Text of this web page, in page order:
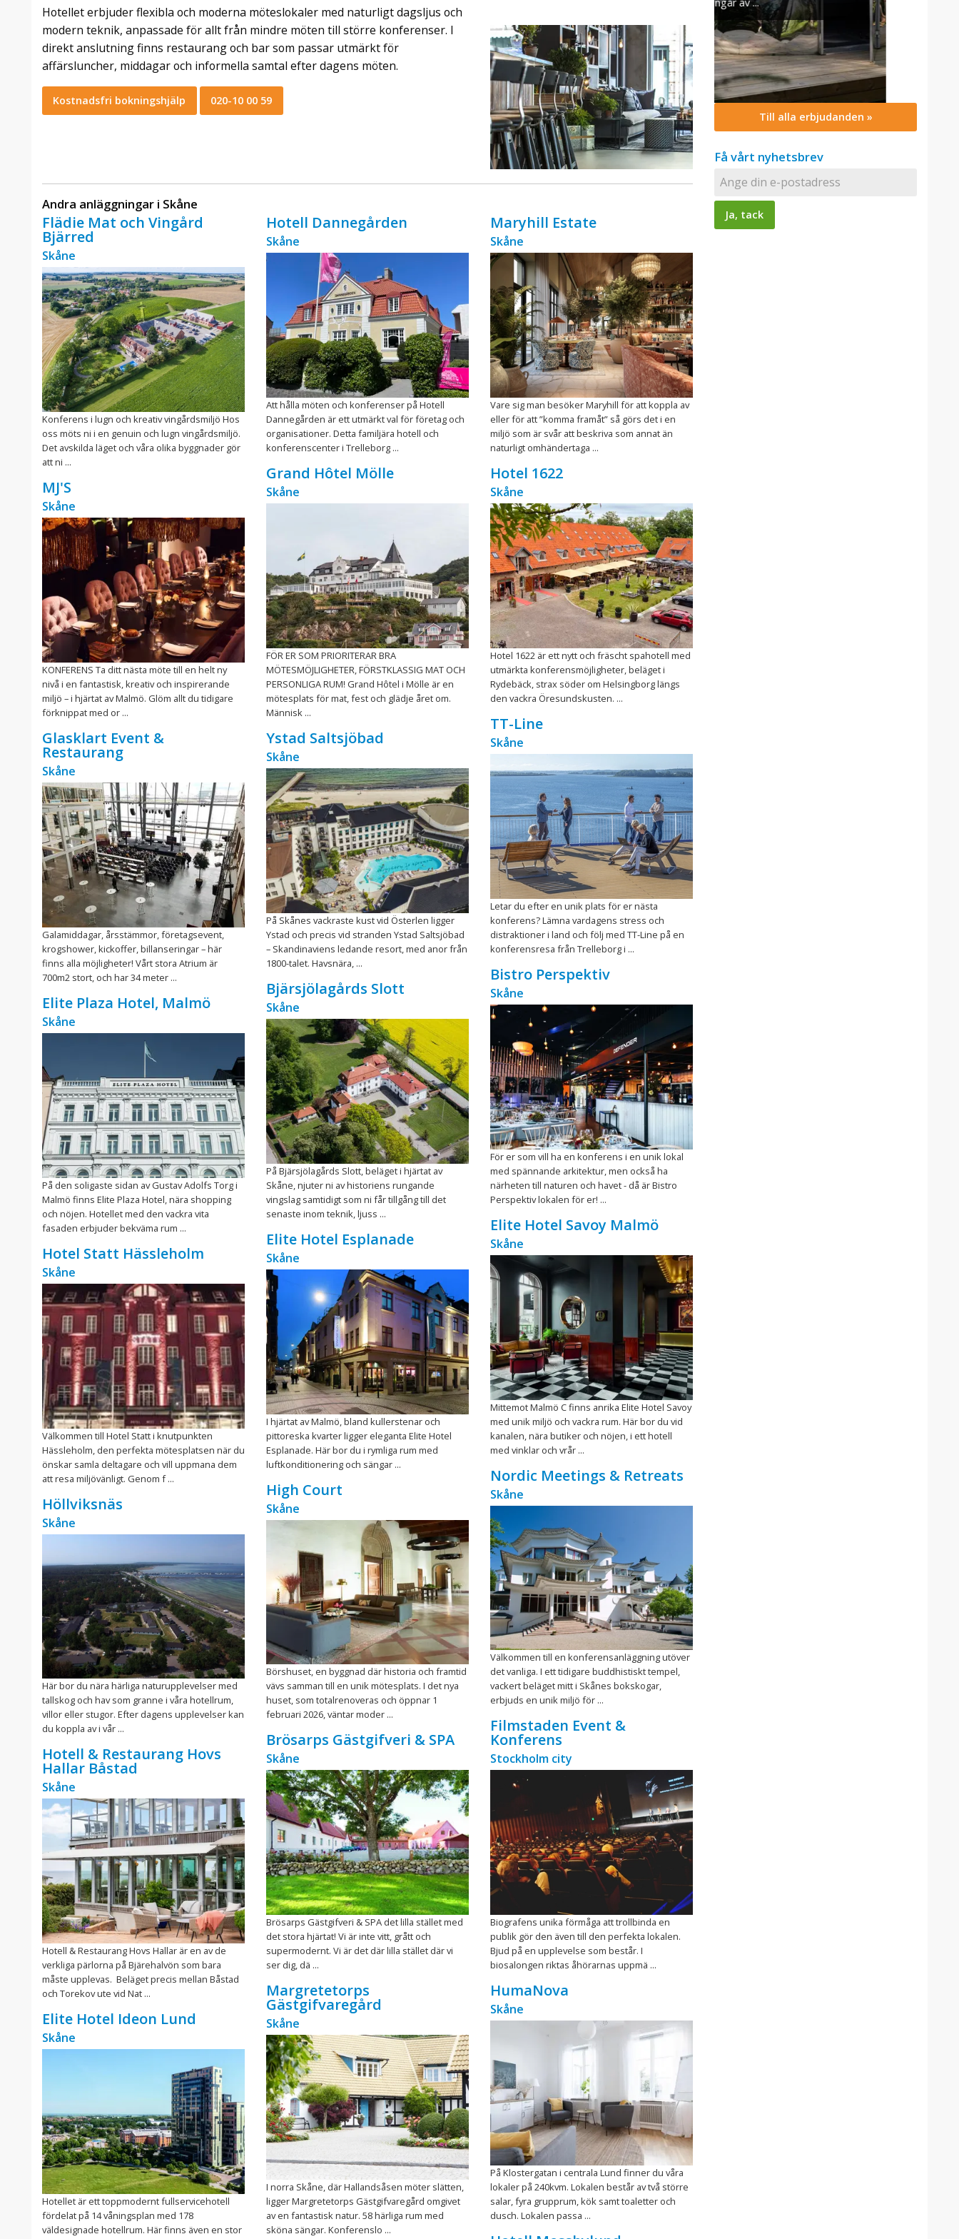
Hotellet erbjuder flexibla och moderna möteslokaler med naturligt dagsljus och
modern teknik, anpassade för allt från mindre möten till större konferenser. I
direkt anslutning finns restaurang och bar som passar utmärkt för
affärsluncher, middagar och informella samtal efter dagens möten.
Kostnadsfri bokningshjälp 020-10 00 59
Andra anläggningar i Skåne
Flädie Mat och Vingård
Bjärred
Skåne
Konferens i lugn och kreativ vingårdsmiljö Hos
oss möts ni i en genuin och lugn vingårdsmiljö.
Det avskilda läget och våra olika byggnader gör
att ni ...
MJ'S
Skåne
KONFERENS Ta ditt nästa möte till en helt ny
nivå i en fantastisk, kreativ och inspirerande
miljö – i hjärtat av Malmö. Glöm allt du tidigare
förknippat med or ...
Glasklart Event &
Restaurang
Skåne
Galamiddagar, årsstämmor, företagsevent,
krogshower, kickoffer, billanseringar – här
finns alla möjligheter! Vårt stora Atrium är
700m2 stort, och har 34 meter ...
Elite Plaza Hotel, Malmö
Skåne
På den soligaste sidan av Gustav Adolfs Torg i
Malmö finns Elite Plaza Hotel, nära shopping
och nöjen. Hotellet med den vackra vita
fasaden erbjuder bekväma rum ...
Hotel Statt Hässleholm
Skåne
Välkommen till Hotel Statt i knutpunkten
Hässleholm, den perfekta mötesplatsen när du
önskar samla deltagare och vill uppmana dem
att resa miljövänligt. Genom f ...
Höllviksnäs
Skåne
Här bor du nära härliga naturupplevelser med
tallskog och hav som granne i våra hotellrum,
villor eller stugor. Efter dagens upplevelser kan
du koppla av i vår ...
Hotell & Restaurang Hovs
Hallar Båstad
Skåne
Hotell & Restaurang Hovs Hallar är en av de
verkliga pärlorna på Bjärehalvön som bara
måste upplevas. Beläget precis mellan Båstad
och Torekov ute vid Nat ...
Elite Hotel Ideon Lund
Skåne
Hotellet är ett toppmodernt fullservicehotell
fördelat på 14 våningsplan med 178
väldesignade hotellrum. Här finns även en stor
Hotell Dannegården
Skåne
Att hålla möten och konferenser på Hotell
Dannegården är ett utmärkt val för företag och
organisationer. Detta familjära hotell och
konferenscenter i Trelleborg ...
Grand Hôtel Mölle
Skåne
FÖR ER SOM PRIORITERAR BRA
MÖTESMÖJLIGHETER, FÖRSTKLASSIG MAT OCH
PERSONLIGA RUM! Grand Hôtel i Mölle är en
mötesplats för mat, fest och glädje året om.
Människ ...
Ystad Saltsjöbad
Skåne
På Skånes vackraste kust vid Österlen ligger
Ystad och precis vid stranden Ystad Saltsjöbad
– Skandinaviens ledande resort, med anor från
1800-talet. Havsnära, ...
Bjärsjölagårds Slott
Skåne
På Bjärsjölagårds Slott, beläget i hjärtat av
Skåne, njuter ni av historiens rungande
vingslag samtidigt som ni får tillgång till det
senaste inom teknik, ljuss ...
Elite Hotel Esplanade
Skåne
I hjärtat av Malmö, bland kullerstenar och
pittoreska kvarter ligger eleganta Elite Hotel
Esplanade. Här bor du i rymliga rum med
luftkonditionering och sängar ...
High Court
Skåne
Börshuset, en byggnad där historia och framtid
vävs samman till en unik mötesplats. I det nya
huset, som totalrenoveras och öppnar 1
februari 2026, väntar moder ...
Brösarps Gästgifveri & SPA
Skåne
Brösarps Gästgifveri & SPA det lilla stället med
det stora hjärtat! Vi är inte vitt, grått och
supermodernt. Vi är det där lilla stället där vi
ser dig, dä ...
Margretetorps
Gästgifvaregård
Skåne
I norra Skåne, där Hallandsåsen möter slätten,
ligger Margretetorps Gästgifvaregård omgivet
av en fantastisk natur. 58 härliga rum med
sköna sängar. Konferenslo ...
Maryhill Estate
Skåne
Vare sig man besöker Maryhill för att koppla av
eller för att ”komma framåt” så görs det i en
miljö som är svår att beskriva som annat än
naturligt omhändertaga ...
Hotel 1622
Skåne
Hotel 1622 är ett nytt och fräscht spahotell med
utmärkta konferensmöjligheter, beläget i
Rydebäck, strax söder om Helsingborg längs
den vackra Öresundskusten. ...
TT-Line
Skåne
Letar du efter en unik plats för er nästa
konferens? Lämna vardagens stress och
distraktioner i land och följ med TT-Line på en
konferensresa från Trelleborg i ...
Bistro Perspektiv
Skåne
För er som vill ha en konferens i en unik lokal
med spännande arkitektur, men också ha
närheten till naturen och havet - då är Bistro
Perspektiv lokalen för er! ...
Elite Hotel Savoy Malmö
Skåne
Mittemot Malmö C finns anrika Elite Hotel Savoy
med unik miljö och vackra rum. Här bor du vid
kanalen, nära butiker och nöjen, i ett hotell
med vinklar och vrår ...
Nordic Meetings & Retreats
Skåne
Välkommen till en konferensanläggning utöver
det vanliga. I ett tidigare buddhistiskt tempel,
vackert beläget mitt i Skånes bokskogar,
erbjuds en unik miljö för ...
Filmstaden Event &
Konferens
Stockholm city
Biografens unika förmåga att trollbinda en
publik gör den även till den perfekta lokalen.
Bjud på en upplevelse som består. I
biosalongen riktas åhörarnas uppmä ...
HumaNova
Skåne
På Klostergatan i centrala Lund finner du våra
lokaler på 240kvm. Lokalen består av två större
salar, fyra grupprum, kök samt toaletter och
dusch. Lokalen passa ...
Till alla erbjudanden »
Få vårt nyhetsbrev